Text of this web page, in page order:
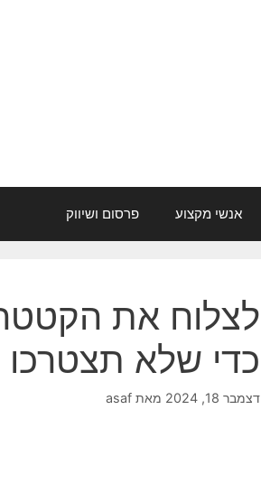
אנשי מקצוע פרסום ושיווק
לצלוח את
כדי שלא
דצמבר 18, 2024 מאת asaf